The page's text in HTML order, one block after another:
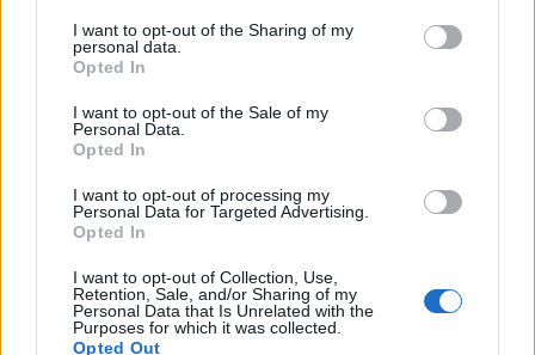
not limited to your visit or usage behaviour. You may click to
grant or deny consent to Google and its third-party tags to
use your data for below specified purposes in below Google
consent section.
I want to opt-out of the Sharing of my
personal data.
Opted In
I want to opt-out of the Sale of my
Personal Data.
Opted In
I want to opt-out of processing my
Personal Data for Targeted Advertising.
Opted In
I want to opt-out of Collection, Use,
Retention, Sale, and/or Sharing of my
Personal Data that Is Unrelated with the
Purposes for which it was collected.
Opted Out
Tényleg dolgozol egy forgatókönyvön, vagy ezt most
csak úgy mondtad?
drogfüggőségemről, amiből valószínűleg egy kedves
barátommal adaptálni fogunk egy filmforgatókönyv verziót.
Meggyőződésem, hogy érdekelné az embereket, hiszen
igazi sikerkönyv volt 2012-ben, rajta volt a toplistákon, és 30
ezer példányban fogyott el. Kár volna nem meglovagolni, ha